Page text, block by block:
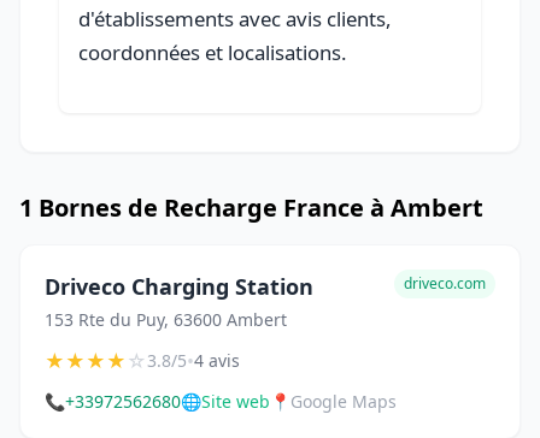
d'établissements avec avis clients,
coordonnées et localisations.
1 Bornes de Recharge France à Ambert
Driveco Charging Station
153 Rte du Puy, 63600 Ambert
driveco.com
★★★★☆3.8/5•4 avis
📞+33972562680🌐Site web 📍 Google Maps